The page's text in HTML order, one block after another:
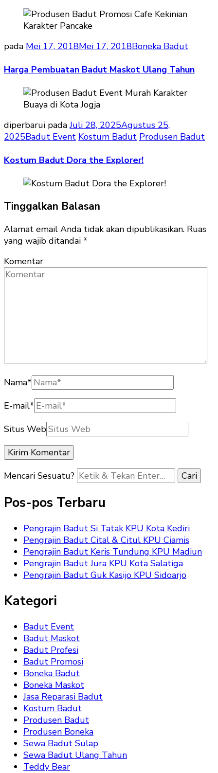
pada Mei 17, 2018Mei 17, 2018Boneka Badut
Harga Pembuatan Badut Maskot Ulang Tahun
diperbarui padaJuli 28, 2025Agustus 25,
2025Badut Event Kostum Badut Produsen Badut
Kostum Badut Dora the Explorer!
Tinggalkan Balasan
Alamat email Anda tidak akan dipublikasikan. Ruas
yang wajib ditandai *
Komentar
Nama*
E-mail*
Situs Web
Mencari Sesuatu?
Pos-pos Terbaru
Pengrajin Badut Si Tatak KPU Kota Kediri
Pengrajin Badut Cital & Citul KPU Ciamis
Pengrajin Badut Keris Tundung KPU Madiun
Pengrajin Badut Jura KPU Kota Salatiga
Pengrajin Badut Guk Kasijo KPU Sidoarjo
Kategori
Badut Event
Badut Maskot
Badut Profesi
Badut Promosi
Boneka Badut
Boneka Maskot
Jasa Reparasi Badut
Kostum Badut
Produsen Badut
Produsen Boneka
Sewa Badut Sulap
Sewa Badut Ulang Tahun
Teddy Bear